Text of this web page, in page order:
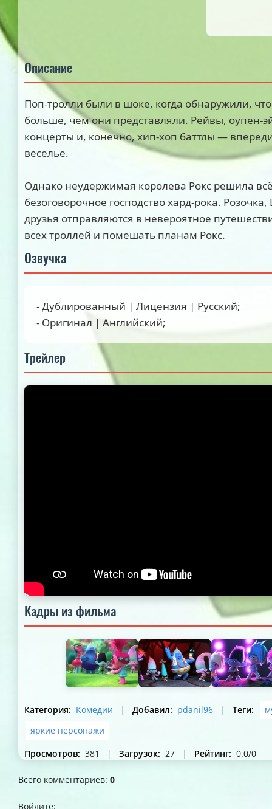
Описание
Поп-тролли были в шоке, когда обнаружили,
больше, чем они представляли. Рейвы, оупен-
концерты и, конечно, хип-хоп баттлы —
веселье.
Однако неудержимая королева Рокс решила
безоговорочное господство хард-рока.
друзья отправляются в невероятное
всех троллей и помешать планам Рокс.
Озвучка
- Дублированный | Лицензия | Русский;
- Оригинал | Английский;
Трейлер
Кадры из фильма
Категория: Комедии | Добавил: pdanil96 | Теги:
яркие персонажи
Просмотров: 381 | Загрузок: 27 | Рейтинг: 0.0/0
Всего комментариев: 0
Войдите: